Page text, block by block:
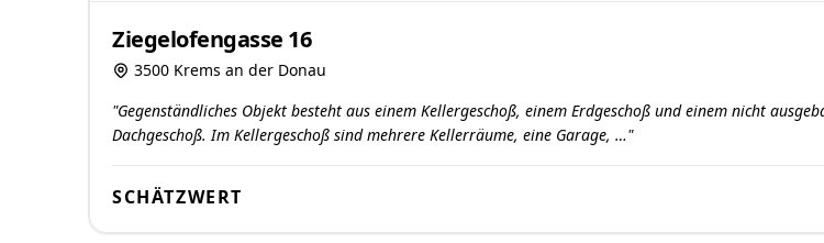
Ziegelofengasse 16
3500 Krems an der Donau
"Gegenständliches Objekt besteht aus einem Kellergeschoß, einem Erdgeschoß und einem nicht
Dachgeschoß. Im Kellergeschoß sind mehrere Kellerräume, eine Garage, …"
SCHÄTZWERT